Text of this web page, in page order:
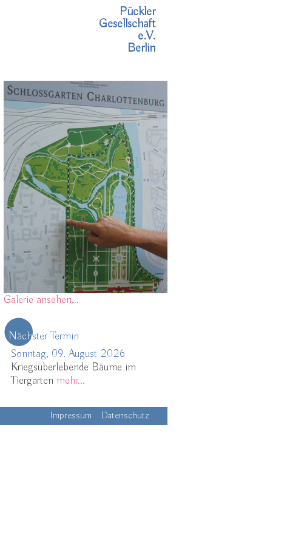
Pückler
Gesellschaft
e.V.
Berlin
Galerie ansehen...
Nächster Termin
Sonntag, 09. August 2026
Kriegsüberlebende Bäume im
Tiergarten mehr...
Impressum Datenschutz